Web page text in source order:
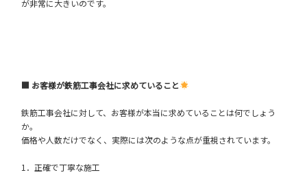
が非常に大きいのです。
■ お客様が鉄筋工事会社に求めていること
鉄筋工事会社に対して、お客様が本当に求めていることは何でしょう
か。
価格や人数だけでなく、実際には次のような点が重視されています。
1．正確で丁寧な施工